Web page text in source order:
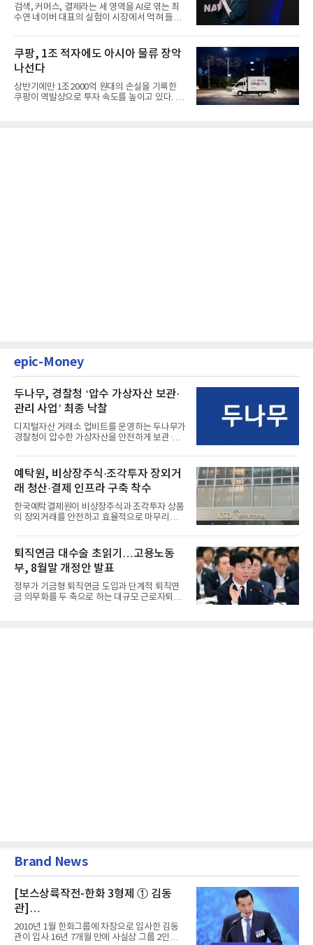
검색, 커머스, 결제라는 세 영역을 AI로 엮는 최
수연 네이버 대표의 실험이 시장에서 먹혀 들어
쿠팡, 1조 적자에도 아시아 물류 장악
나선다
상반기에만 1조2000억 원대의 손실을 기록한
쿠팡이 역발상으로 투자 속도를 높이고 있다. 이
epic-Money
두나무, 경찰청 ‘압수 가상자산 보관·
관리 사업’ 최종 낙찰
디지털자산 거래소 업비트를 운영하는 두나무가
경찰청이 압수한 가상자산을 안전하게 보관·관
예탁원, 비상장주식·조각투자 장외거
래 청산·결제 인프라 구축 착수
한국예탁결제원이 비상장주식과 조각투자 상품
의 장외거래를 안전하고 효율적으로 마무리하기
퇴직연금 대수술 초읽기…고용노동
부, 8월말 개정안 발표
정부가 기금형 퇴직연금 도입과 단계적 퇴직연
금 의무화를 두 축으로 하는 대규모 근로자퇴직
Brand News
[보스상륙작전-한화 3형제 ① 김동
관]
입사 16년 만에 수석부회장 … 경영승
계 ‘초읽기’
2010년 1월 한화그룹에 차장으로 입사한 김동
관이 입사 16년 7개월 만에 사실상 그룹 2인자